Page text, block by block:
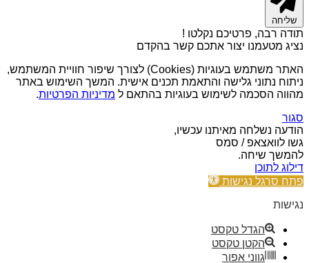
שליחה
תודה רבה, פרטיכם נקלטו !
נציג מטעמנו יצור אתכם קשר בהקדם
האתר משתמש בעוגיות (Cookies) לצורך שיפור חוויית המשתמש,
ניתוח נתוני גלישה והתאמת תכנים אישית. המשך השימוש באתר
מהווה הסכמה לשימוש בעוגיות בהתאם ל מדיניות הפרטיות.
סגור
הודעה נשלחה מאיתנו עכשיו,
גשו לוואצאפ / סמס
להמשך שיחה.
דילוג לתוכן
פתח סרגל נגישות
נגישות
הגדל טקסט
הקטן טקסט
גווני אפור